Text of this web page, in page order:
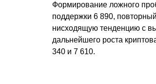
Формирование ложного
поддержки 6 890,
нисходящую тенденцию с
дальнейшего роста
340 и 7 610.